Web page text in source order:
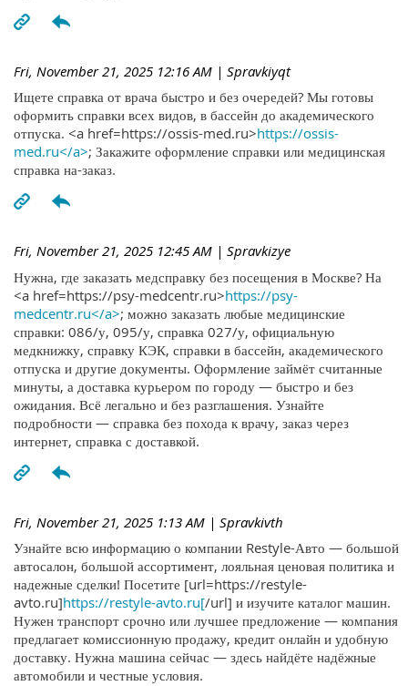
Fri, November 21, 2025 12:16 AM | Spravkiyqt
Ищете справка от врача быстро и без очередей? Мы готовы
оформить справки всех видов, в бассейн до академического
отпуска. <a href=https://ossis-med.ru>https://ossis-
med.ru</a>; Закажите оформление справки или медицинская
справка на-заказ.
Fri, November 21, 2025 12:45 AM | Spravkizye
Нужна, где заказать медсправку без посещения в Москве? На
<a href=https://psy-medcentr.ru>https://psy-
medcentr.ru</a>; можно заказать любые медицинские
справки: 086/у, 095/у, справка 027/у, официальную
медкнижку, справку КЭК, справки в бассейн, академического
отпуска и другие документы. Оформление займёт считанные
минуты, а доставка курьером по городу — быстро и без
ожидания. Всё легально и без разглашения. Узнайте
подробности — справка без похода к врачу, заказ через
интернет, справка с доставкой.
Fri, November 21, 2025 1:13 AM | Spravkivth
Узнайте всю информацию о компании Restyle-Авто — большой
автосалон, большой ассортимент, лояльная ценовая политика и
надежные сделки! Посетите [url=https://restyle-
avto.ru]https://restyle-avto.ru[/url] и изучите каталог машин.
Нужен транспорт срочно или лучшее предложение — компания
предлагает комиссионную продажу, кредит онлайн и удобную
доставку. Нужна машина сейчас — здесь найдёте надёжные
автомобили и честные условия.